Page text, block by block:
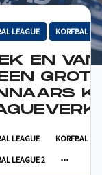
LEAGUE KORFBAL
EN VAN
LEAGUE KORFBAL
LEAGUE 2